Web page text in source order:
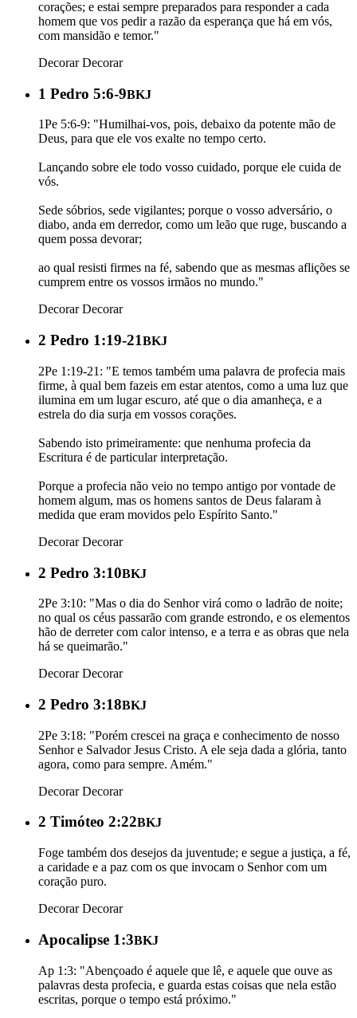
corações; e estai sempre preparados para responder a cada
homem que vos pedir a razão da esperança que há em vós,
com mansidão e temor."
Decorar Decorar
1 Pedro 5:6-9BKJ
1Pe 5:6-9: "Humilhai-vos, pois, debaixo da potente mão de
Deus, para que ele vos exalte no tempo certo.
Lançando sobre ele todo vosso cuidado, porque ele cuida de
vós.
Sede sóbrios, sede vigilantes; porque o vosso adversário, o
diabo, anda em derredor, como um leão que ruge, buscando a
quem possa devorar;
ao qual resisti firmes na fé, sabendo que as mesmas aflições se
cumprem entre os vossos irmãos no mundo."
Decorar Decorar
2 Pedro 1:19-21BKJ
2Pe 1:19-21: "E temos também uma palavra de profecia mais
firme, à qual bem fazeis em estar atentos, como a uma luz que
ilumina em um lugar escuro, até que o dia amanheça, e a
estrela do dia surja em vossos corações.
Sabendo isto primeiramente: que nenhuma profecia da
Escritura é de particular interpretação.
Porque a profecia não veio no tempo antigo por vontade de
homem algum, mas os homens santos de Deus falaram à
medida que eram movidos pelo Espírito Santo."
Decorar Decorar
2 Pedro 3:10BKJ
2Pe 3:10: "Mas o dia do Senhor virá como o ladrão de noite;
no qual os céus passarão com grande estrondo, e os elementos
hão de derreter com calor intenso, e a terra e as obras que nela
há se queimarão."
Decorar Decorar
2 Pedro 3:18BKJ
2Pe 3:18: "Porém crescei na graça e conhecimento de nosso
Senhor e Salvador Jesus Cristo. A ele seja dada a glória, tanto
agora, como para sempre. Amém."
Decorar Decorar
2 Timóteo 2:22BKJ
Foge também dos desejos da juventude; e segue a justiça, a fé,
a caridade e a paz com os que invocam o Senhor com um
coração puro.
Decorar Decorar
Apocalipse 1:3BKJ
Ap 1:3: "Abençoado é aquele que lê, e aquele que ouve as
palavras desta profecia, e guarda estas coisas que nela estão
escritas, porque o tempo está próximo."